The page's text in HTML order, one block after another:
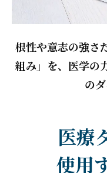
根性や意志の強さ
組み」を、医学の
の
医療
使用